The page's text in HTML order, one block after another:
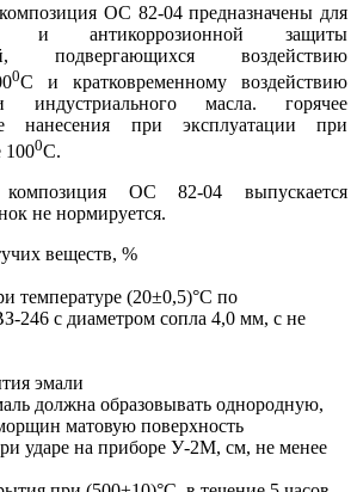
ОС 82-04 предназначены для
и антикоррозионной защиты
подвергающихся воздействию
0С и кратковременному воздействию
индустриального масла. горячее
нанесения при эксплуатации при
1000С.
композиция ОС 82-04 выпускается
не нормируется.
веществ, %
температуре (20±0,5)°С по
246 с диаметром сопла 4,0 мм, с не
эмали
должна образовывать однородную,
матовую поверхность
ударе на приборе У-2М, см, не менее